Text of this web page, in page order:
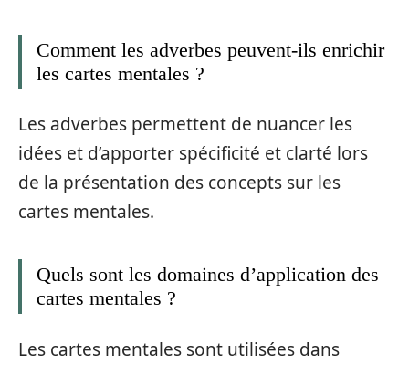
Comment les adverbes peuvent-ils enrichir
les cartes mentales ?
Les adverbes permettent de nuancer les
idées et d’apporter spécificité et clarté lors
de la présentation des concepts sur les
cartes mentales.
Quels sont les domaines d’application des
cartes mentales ?
Les cartes mentales sont utilisées dans